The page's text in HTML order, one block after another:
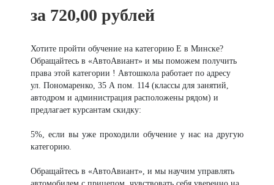
за 720,00 рублей
Хотите пройти обучение на категорию Е в Минске?
Обращайтесь в «АвтоАвиант» и мы поможем получить
права этой категории ! Автошкола работает по адресу
ул. Пономаренко, 35 А пом. 114 (классы для занятий,
автодром и администрация расположены рядом) и
предлагает курсантам скидку:
5%, если вы уже проходили обучение у нас на другую
категорию.
Обращайтесь в «АвтоАвиант», и мы научим управлять